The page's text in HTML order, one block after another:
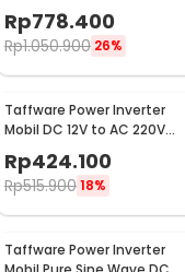
12V to AC 220V 2000W -
NBQ2000W
Rp778.400
Rp1.050.900 26%
Taffware Power Inverter
Mobil DC 12V to AC 220V
Rp424.100
Rp515.90018%
Taffware Power Inverter